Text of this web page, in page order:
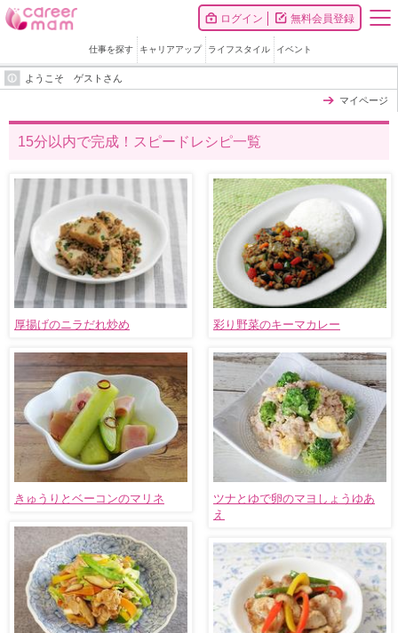
ログイン 無料会員登録
仕事を探す キャリアアップ ライフスタイル イベント
ようこそ ゲストさん
マイページ
15分以内で完成！スピードレシピ一覧
厚揚げのニラだれ炒め 彩り野菜のキーマカレー
きゅうりとベーコンのマリネ
ツナとゆで卵のマヨしょうゆあ
え